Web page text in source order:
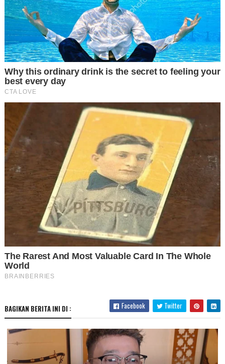
BAGIKAN BERITA INI DI : Facebook Twitter